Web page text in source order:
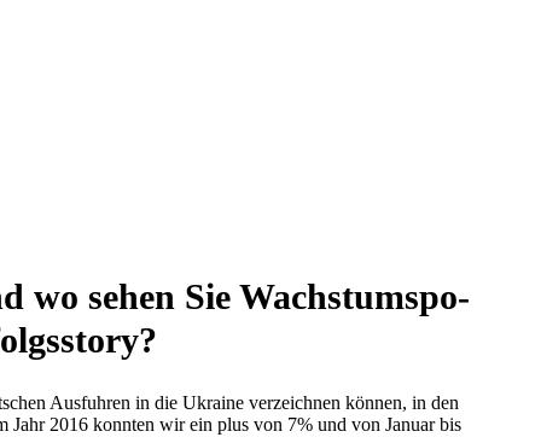
wo sehen Sie Wachs­tums­po­
Aus­fuh­ren in die Ukraine ver­zeich­nen können, in den
Jahr 2016 konnten wir ein plus von 7% und von Januar bis